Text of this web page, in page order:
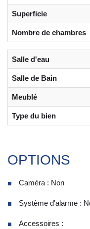
Superficie
Nombre de chambres
Salle d'eau
Salle de Bain
Meublé
Type du bien
OPTIONS
Caméra : Non
Système d'alarme :
Accessoires :